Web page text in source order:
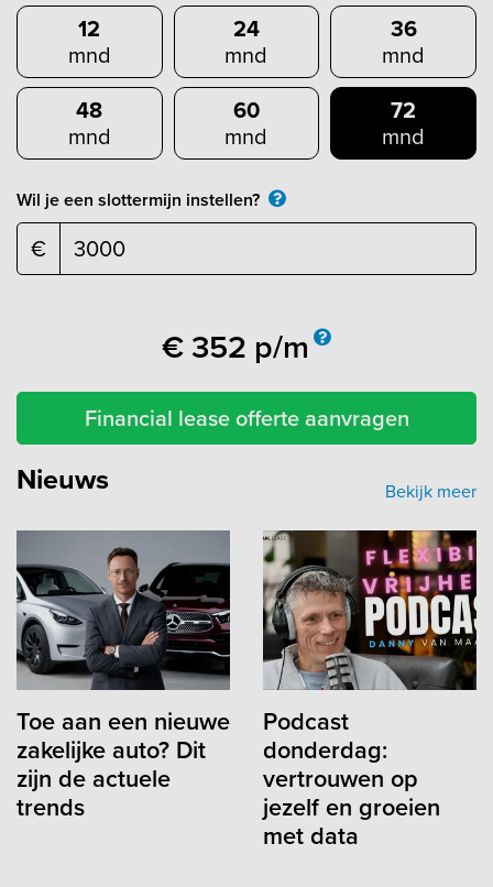
12
mnd
24
mnd
36
mnd
48
mnd
60
mnd
72
mnd
Wil je een slottermijn instellen?
€
€352 p/m
Financial lease offerte aanvragen
Nieuws Bekijk meer
Toe aan een nieuwe
zakelijke auto? Dit
zijn de actuele
trends
Podcast
donderdag:
vertrouwen op
jezelf en groeien
met data